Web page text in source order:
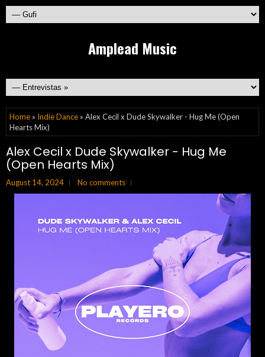
Amplead Music
Home » Indie Dance » Alex Cecil x Dude Skywalker - Hug Me (Open
Hearts Mix)
Alex Cecil x Dude Skywalker - Hug Me
(Open Hearts Mix)
August 14, 2024 No comments